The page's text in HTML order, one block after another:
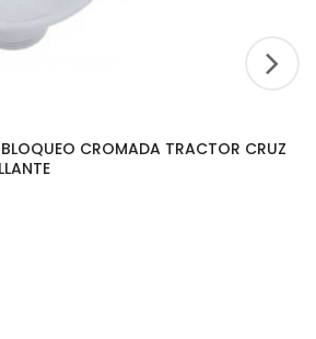
CROMADA TRACTOR CRUZ